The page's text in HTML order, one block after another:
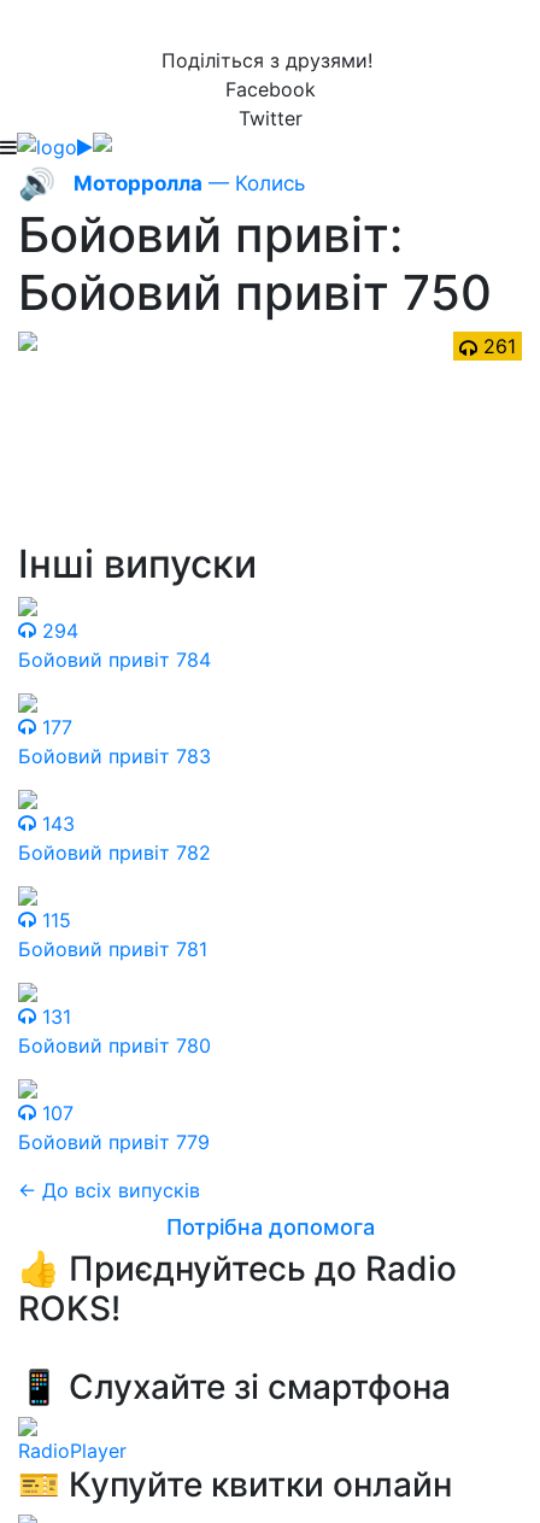
Поділіться з друзями!
Facebook
Twitter
🔊 Моторролла — Колись
Бойовий привіт:
Бойовий привіт 750
261
Інші випуски
294
Бойовий привіт 784
177
Бойовий привіт 783
143
Бойовий привіт 782
115
Бойовий привіт 781
131
Бойовий привіт 780
107
Бойовий привіт 779
← До всіх випусків
Потрібна допомога
👍 Приєднуйтесь до Radio
ROKS!
📱 Слухайте зі смартфона
RadioPlayer
🎫 Купуйте квитки онлайн